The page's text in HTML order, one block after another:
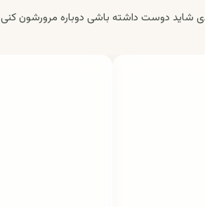
شاید دوست داشته باشی دوباره مرورشون کنی